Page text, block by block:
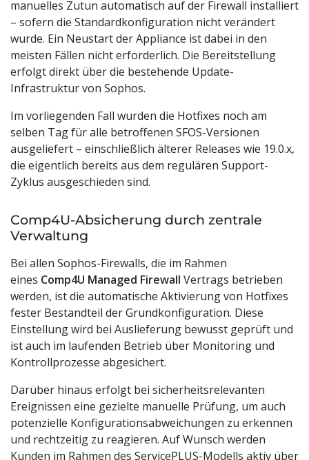
manuelles Zutun automatisch auf der Firewall installiert
– sofern die Standardkonfiguration nicht verändert
wurde. Ein Neustart der Appliance ist dabei in den
meisten Fällen nicht erforderlich. Die Bereitstellung
erfolgt direkt über die bestehende Update-
Infrastruktur von Sophos.
Im vorliegenden Fall wurden die Hotfixes noch am
selben Tag für alle betroffenen SFOS-Versionen
ausgeliefert – einschließlich älterer Releases wie 19.0.x,
die eigentlich bereits aus dem regulären Support-
Zyklus ausgeschieden sind.
Comp4U-Absicherung durch zentrale
Verwaltung
Bei allen Sophos-Firewalls, die im Rahmen
eines Comp4U Managed Firewall Vertrags betrieben
werden, ist die automatische Aktivierung von Hotfixes
fester Bestandteil der Grundkonfiguration. Diese
Einstellung wird bei Auslieferung bewusst geprüft und
ist auch im laufenden Betrieb über Monitoring und
Kontrollprozesse abgesichert.
Darüber hinaus erfolgt bei sicherheitsrelevanten
Ereignissen eine gezielte manuelle Prüfung, um auch
potenzielle Konfigurationsabweichungen zu erkennen
und rechtzeitig zu reagieren. Auf Wunsch werden
Kunden im Rahmen des ServicePLUS-Modells aktiv über